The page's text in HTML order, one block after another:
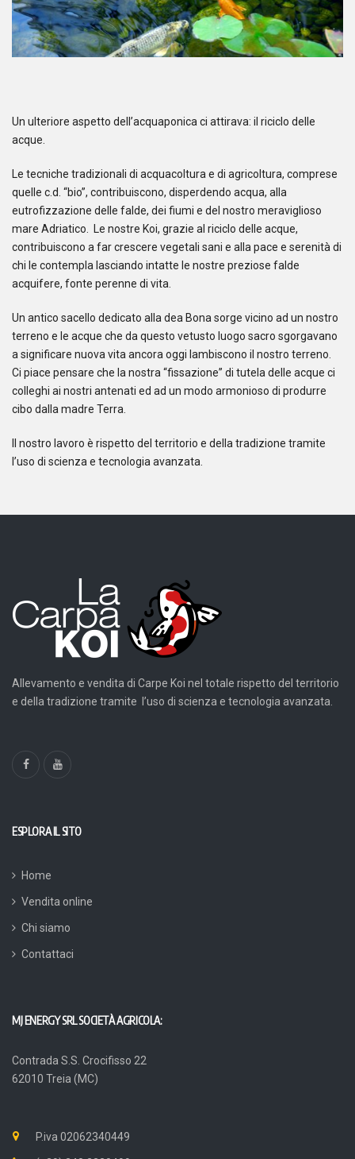
Un ulteriore aspetto dell’acquaponica ci attirava: il riciclo delle
acque.
Le tecniche tradizionali di acquacoltura e di agricoltura, comprese
quelle c.d. “bio”, contribuiscono, disperdendo acqua, alla
eutrofizzazione delle falde, dei fiumi e del nostro meraviglioso
mare Adriatico. Le nostre Koi, grazie al riciclo delle acque,
contribuiscono a far crescere vegetali sani e alla pace e serenità di
chi le contempla lasciando intatte le nostre preziose falde
acquifere, fonte perenne di vita.
Un antico sacello dedicato alla dea Bona sorge vicino ad un nostro
terreno e le acque che da questo vetusto luogo sacro sgorgavano
a significare nuova vita ancora oggi lambiscono il nostro terreno.
Ci piace pensare che la nostra “fissazione” di tutela delle acque ci
colleghi ai nostri antenati ed ad un modo armonioso di produrre
cibo dalla madre Terra.
Il nostro lavoro è rispetto del territorio e della tradizione tramite
l’uso di scienza e tecnologia avanzata.
Allevamento e vendita di Carpe Koi nel totale rispetto del territorio
e della tradizione tramite l’uso di scienza e tecnologia avanzata.
ESPLORA IL SITO
Home
Vendita online
Chi siamo
Contattaci
MJ ENERGY SRL SOCIETÀ AGRICOLA:
Contrada S.S. Crocifisso 22
62010 Treia (MC)
P.iva 02062340449